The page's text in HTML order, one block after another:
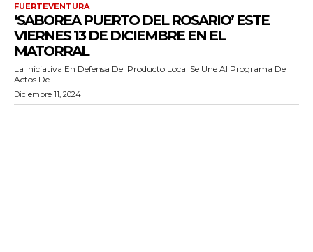
FUERTEVENTURA
‘SABOREA PUERTO DEL ROSARIO’ ESTE
VIERNES 13 DE DICIEMBRE EN EL
MATORRAL
La Iniciativa En Defensa Del Producto Local Se Une Al Programa De
Actos De...
Diciembre 11, 2024